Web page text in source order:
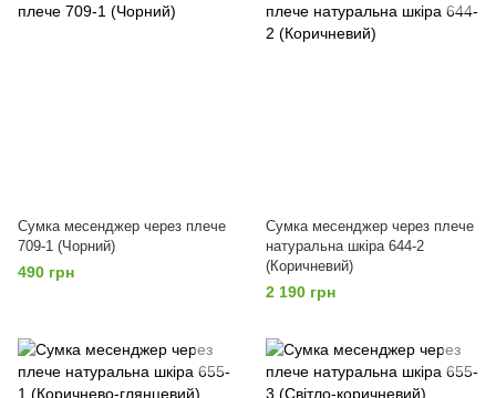
Сумка месенджер через плече
709-1 (Чорний)
490 грн
Сумка месенджер через плече
натуральна шкіра 644-2
(Коричневий)
2 190 грн